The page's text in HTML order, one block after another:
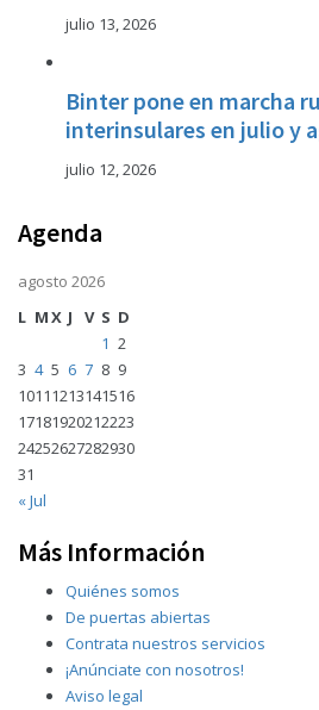
julio 13, 2026
Binter pone en marcha
interinsulares en julio y
julio 12, 2026
Agenda
agosto 2026
L MX J V S D
1 2
3 4 5 6 7 8 9
10111213141516
17181920212223
24252627282930
31
« Jul
Más Información
Quiénes somos
De puertas abiertas
Contrata nuestros servicios
¡Anúnciate con nosotros!
Aviso legal